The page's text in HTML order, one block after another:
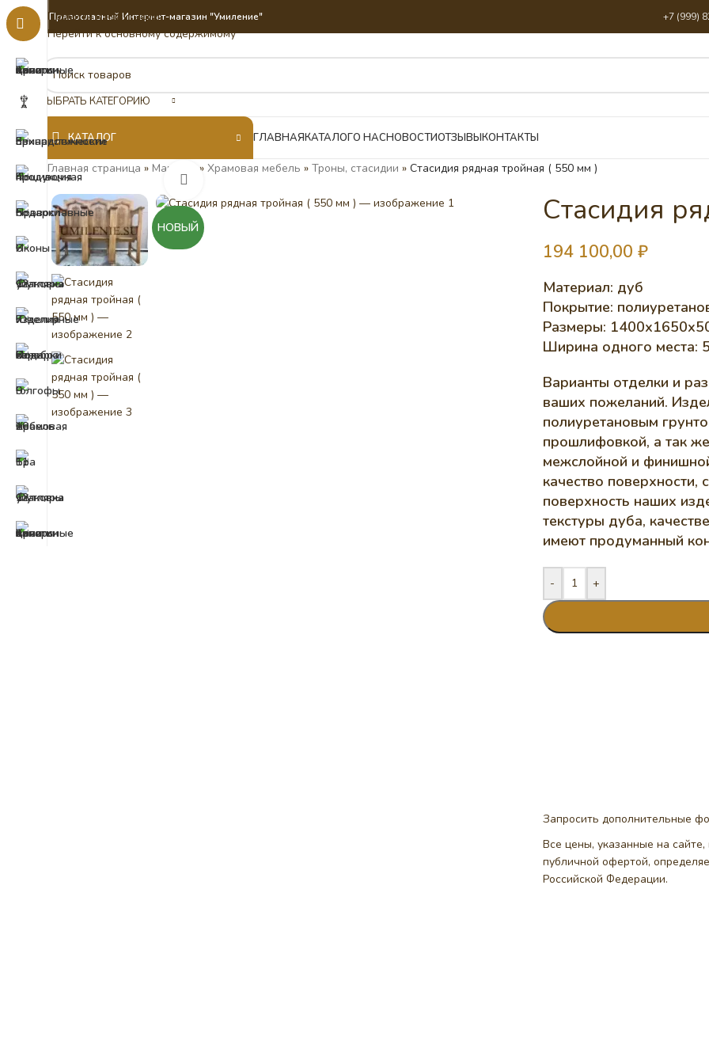
Перейти к навигации
Перейти к основному содержимому
Православный Интернет-магазин "Умиление" +7 (999)
ВЫБРАТЬ КАТЕГОРИЮ
КАТАЛОГ ГЛАВНАЯКАТАЛОГО НАСНОВОСТИОТЗЫВЫКОНТАКТЫ
Главная страница » Магазин » Храмовая мебель » Троны, стасидии » Стасидия рядная тройная ( 550 мм )
НОВЫЙ Стасидия
194 100,00 ₽
Материал: дуб
Покрытие:
Размеры:
Ширина одного места:
Варианты отделки и
ваших пожеланий.
полиуретановым
прошлифовкой, а так
межслойной и
качество
поверхность наших
текстуры дуба,
имеют продуманный
- +
Запросить дополнительные
Все цены, указанные на
публичной офертой,
Российской Федерации.